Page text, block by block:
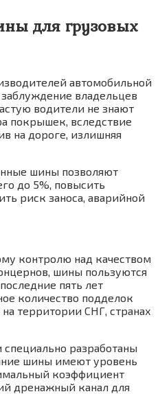
для грузовых
автомобильной
владельцев
водители не знают
покрышек, вследствие
на дороге, излишняя
шины позволяют
до 5%, повысить
риск заноса, аварийной
контролю над качеством
шины пользуются
пять лет
количество подделок
территории СНГ, странах
разработаны
шины имеют уровень
коэффициент
дренажный канал для